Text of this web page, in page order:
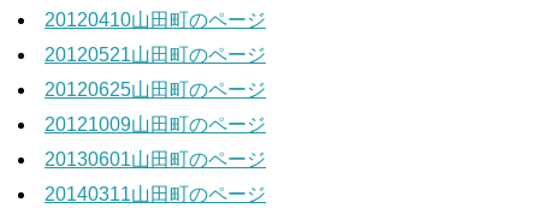
20120410山田町のページ
20120521山田町のページ
20120625山田町のページ
20121009山田町のページ
20130601山田町のページ
20140311山田町のページ